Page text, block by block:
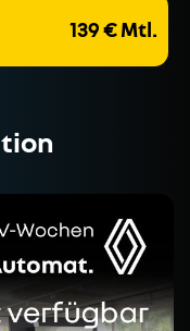
139 € Mtl.